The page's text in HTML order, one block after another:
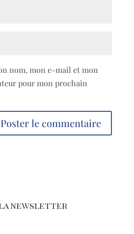
nom, mon e-mail et mon
pour mon prochain
newsletter